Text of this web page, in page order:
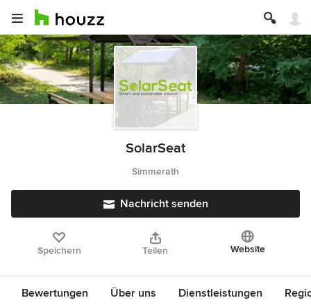
SolarSeat
Simmerath
Nachricht senden
Speichern Teilen Website
Bewertungen Über uns Dienstleistungen